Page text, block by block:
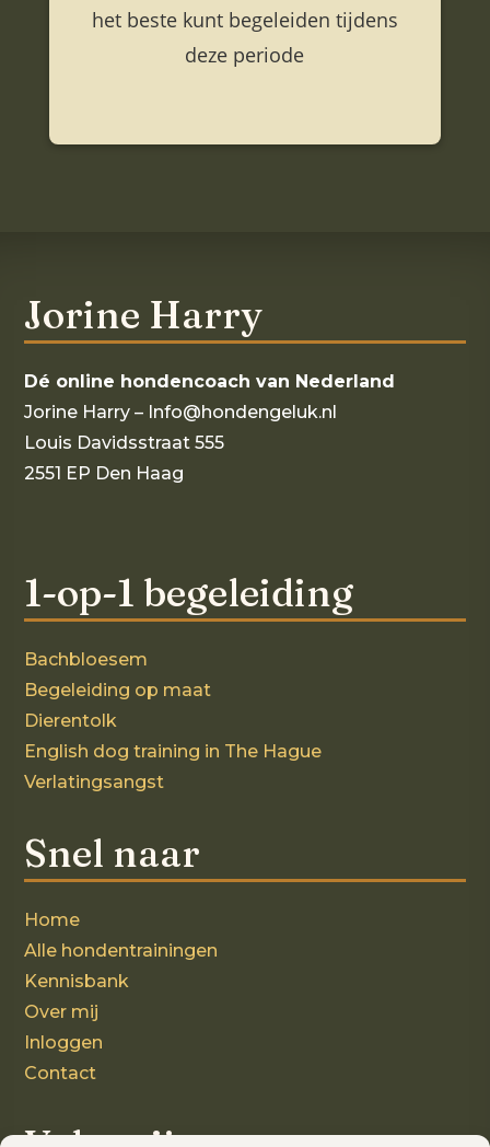
het beste kunt begeleiden tijdens
deze periode
Jorine Harry
Dé online hondencoach van Nederland
Jorine Harry – Info@hondengeluk.nl
Louis Davidsstraat 555
2551 EP Den Haag
1-op-1 begeleiding
Bachbloesem
Begeleiding op maat
Dierentolk
English dog training in The Hague
Verlatingsangst
Snel naar
Home
Alle hondentrainingen
Kennisbank
Over mij
Inloggen
Contact